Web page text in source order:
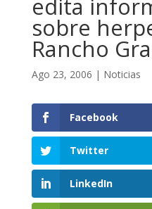
edita
sobre
Rancho
Ago 23, 2006 | Noticias
Facebook
Twitter
LinkedIn